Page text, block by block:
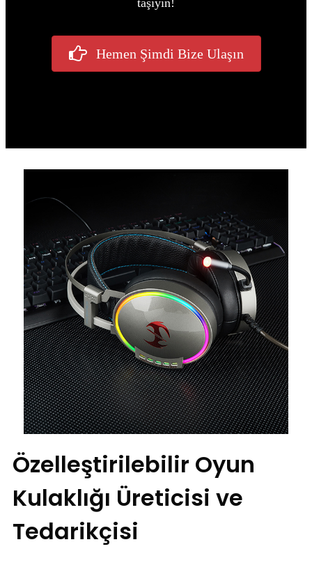
taşıyın!
Hemen Şimdi Bize Ulaşın
Özelleştirilebilir Oyun
Kulaklığı Üreticisi ve
Tedarikçisi